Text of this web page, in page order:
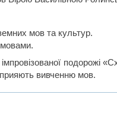
мов та культур.
мовами.
подорожі
вивченню мов.